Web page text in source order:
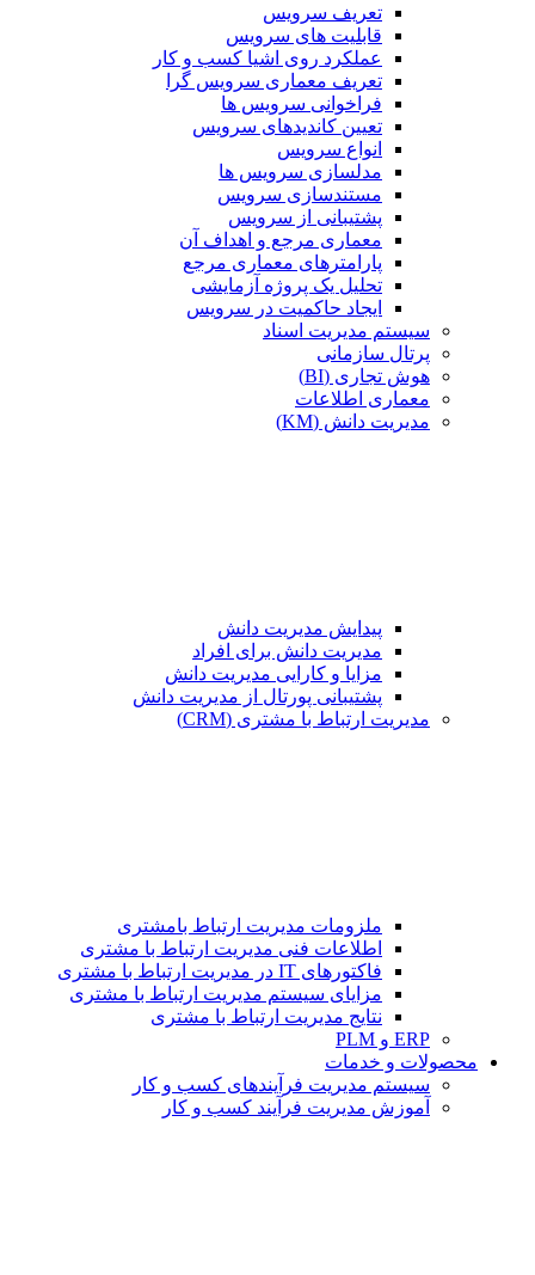
تعریف سرویس
قابلیت های سرویس
عملکرد روی اشیا کسب و کار
تعریف معماری سرویس گرا
فراخوانی سرویس ها
تعیین کاندیدهای سرویس
انواع سرویس
مدلسازی سرویس ها
مستندسازی سرویس
پشتیبانی از سرویس
معماری مرجع و اهداف آن
پارامترهای معماری مرجع
تحلیل یک پروژه آزمایشی
ایجاد حاکمیت در سرویس
سیستم مدیریت اسناد
پرتال سازمانی
هوش تجاری (BI)
معماری اطلاعات
مدیریت دانش (KM)
پیدایش مدیریت دانش
مدیریت دانش برای افراد
مزایا و کارایی مدیریت دانش
پشتیبانی پورتال از مدیریت دانش
مدیریت ارتباط با مشتری (CRM)
ملزومات مدیریت ارتباط بامشتری
اطلاعات فنی مدیریت ارتباط با مشتری
فاکتورهای IT در مدیریت ارتباط با مشتری
مزایای سیستم مدیریت ارتباط با مشتری
نتایج مدیریت ارتباط با مشتری
ERP و PLM
محصولات و خدمات
سیستم مدیریت فرآیندهای کسب و کار
آموزش مدیریت فرآیند کسب و کار